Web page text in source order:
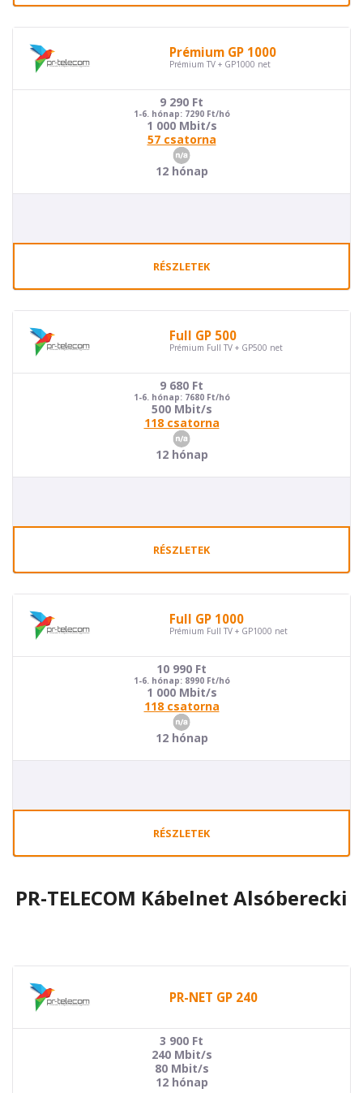
Prémium GP 1000
Prémium TV + GP1000 net
9 290 Ft
1-6. hónap: 7290 Ft/hó
1 000 Mbit/s
57 csatorna
12 hónap
RÉSZLETEK
Full GP 500
Prémium Full TV + GP500 net
9 680 Ft
1-6. hónap: 7680 Ft/hó
500 Mbit/s
118 csatorna
12 hónap
RÉSZLETEK
Full GP 1000
Prémium Full TV + GP1000 net
10 990 Ft
1-6. hónap: 8990 Ft/hó
1 000 Mbit/s
118 csatorna
12 hónap
RÉSZLETEK
PR-TELECOM Kábelnet Alsóberecki
PR-NET GP 240
3 900 Ft
240 Mbit/s
80 Mbit/s
12 hónap